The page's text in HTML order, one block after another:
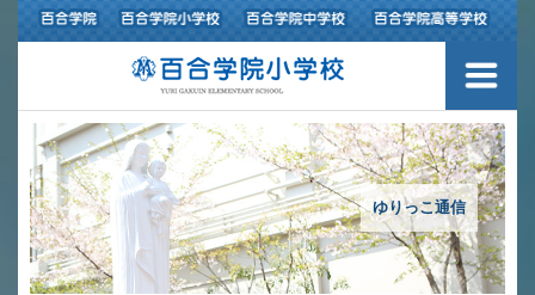
ゆりっこ通信
３つの豊かさ・沿革
施設紹介
アクセスマップ
制服紹介
スクールバス運行